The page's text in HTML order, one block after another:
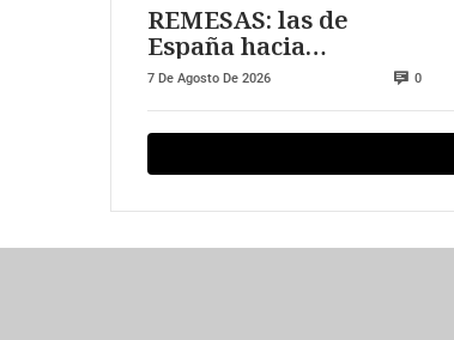
REMESAS: las de
España hacia
Marruecos se han
7 De Agosto De 2026 0